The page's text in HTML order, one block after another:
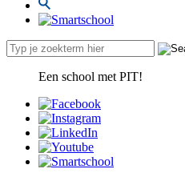
Een school met PIT!